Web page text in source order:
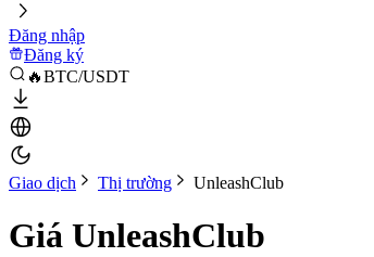
Đăng nhập
Đăng ký
🔥BTC/USDT
Giao dịch Thị trường UnleashClub
Giá UnleashClub